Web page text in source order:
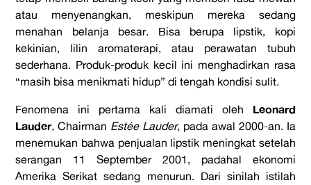
atau menyenangkan, meskipun mereka sedang
menahan belanja besar. Bisa berupa lipstik, kopi
kekinian, lilin aromaterapi, atau perawatan tubuh
sederhana. Produk-produk kecil ini menghadirkan rasa
“masih bisa menikmati hidup” di tengah kondisi sulit.
Fenomena ini pertama kali diamati oleh Leonard
Lauder, Chairman Estée Lauder, pada awal 2000-an. Ia
menemukan bahwa penjualan lipstik meningkat setelah
serangan 11 September 2001, padahal ekonomi
Amerika Serikat sedang menurun. Dari sinilah istilah